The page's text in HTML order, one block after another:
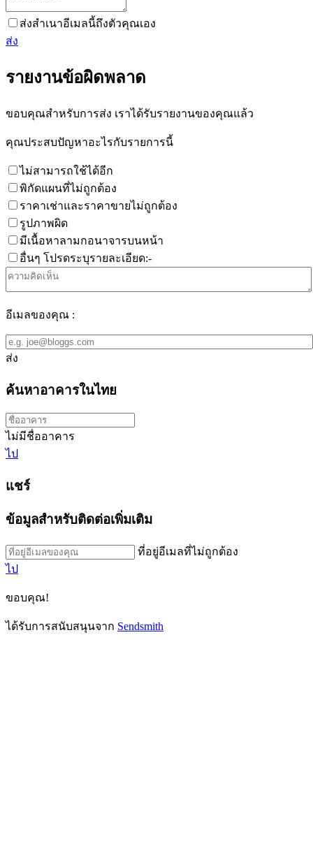
ส่งสำเนาอีเมลนี้ถึงตัวคุณเอง
ส่ง
รายงานข้อผิดพลาด
ขอบคุณสำหรับการส่ง เราได้รับรายงานของคุณแล้ว
คุณประสบปัญหาอะไรกับรายการนี้
ไม่สามารถใช้ได้อีก
พิกัดแผนที่ไม่ถูกต้อง
ราคาเช่าและราคาขายไม่ถูกต้อง
รูปภาพผิด
มีเนื้อหาลามกอนาจารบนหน้า
อื่นๆ โปรดระบุรายละเอียด:-
อีเมลของคุณ :
ส่ง
ค้นหาอาคารในไทย
ไม่มีชื่ออาคาร
ไป
แชร์
ข้อมูลสำหรับติดต่อเพิ่มเติม
ที่อยู่อีเมลที่ไม่ถูกต้อง
ไป
ขอบคุณ!
ได้รับการสนับสนุนจาก Sendsmith